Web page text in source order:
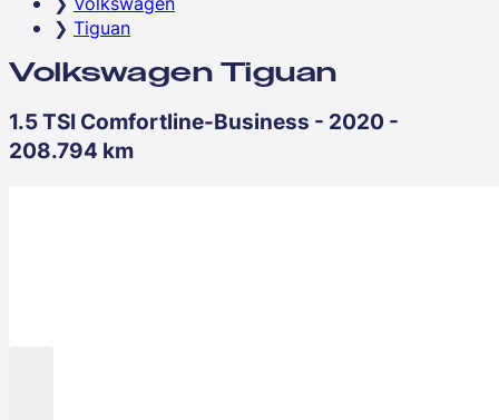
Tiguan
Volkswagen Tiguan
1.5 TSI Comfortline-Business - 2020 -
208.794 km